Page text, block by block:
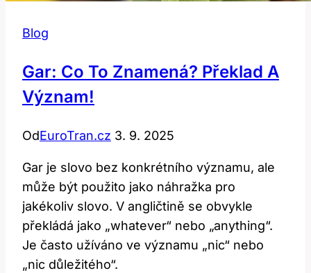
Blog
Gar: Co To Znamená? Překlad A
Význam!
OdEuroTran.cz 3. 9. 2025
Gar je slovo bez konkrétního významu, ale
může být použito jako náhražka pro
jakékoliv slovo. V angličtině se obvykle
překládá jako „whatever“ nebo „anything“.
Je často užíváno ve významu „nic“ nebo
„nic důležitého“.